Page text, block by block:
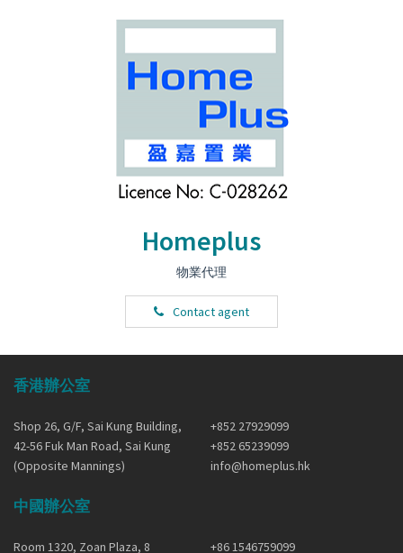
Homeplus
物業代理
Contact agent
香港辦公室
Shop 26, G/F, Sai Kung Building,
42-56 Fuk Man Road, Sai Kung
(Opposite Mannings)
+852 27929099
+852 65239099
info@homeplus.hk
中國辦公室
Room 1320, Zoan Plaza, 8 +86 1546759099